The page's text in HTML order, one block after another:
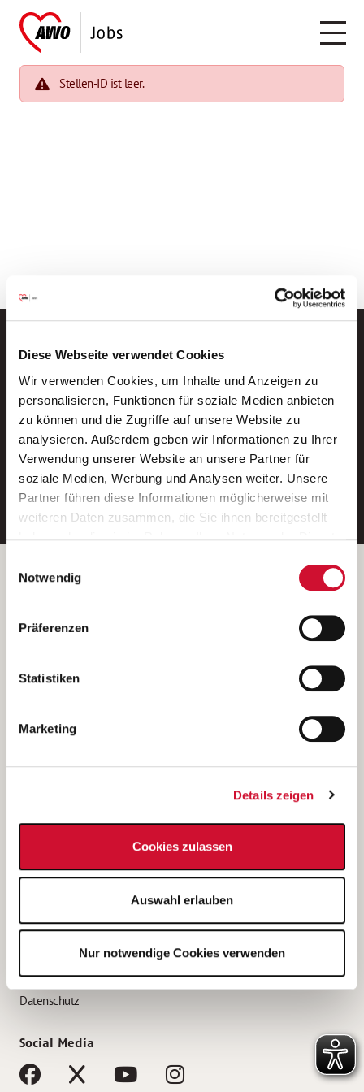
Diese Webseite verwendet Cookies
Wir verwenden Cookies, um Inhalte und Anzeigen zu
personalisieren, Funktionen für soziale Medien anbieten
zu können und die Zugriffe auf unsere Website zu
analysieren. Außerdem geben wir Informationen zu Ihrer
Verwendung unserer Website an unsere Partner für
soziale Medien, Werbung und Analysen weiter. Unsere
Partner führen diese Informationen möglicherweise mit
weiteren Daten zusammen, die Sie ihnen bereitgestellt
Wenn Sie auf „Cookies zulassen“ klicken, so stimmen
Sie der Speicherung sämtlicher Cookies zu. Sie können
Ihre Einwilligung selbstverständlich jederzeit widerrufen,
indem Sie die Cookie-Einstellungen aufrufen und diese
unsererDatenschutzerklärung
Notwendig
Präferenzen
Statistiken
Marketing
Details zeigen
Cookies zulassen
Auswahl erlauben
Nur notwendige Cookies verwenden
Stellen-ID ist leer.
Neue Stellen per E-Mail.
Ein kostenloser Service von AWO
Jobs.
E-Mail-Adresse eintragen
Betreiber der Webseite
Kantstraße 45a
(Ein Tochterunternehmen des AWO Bezirksverbandes Unterfranken
e.V.)
Bewerbung als Altenpflegehelfer*in
Bewerbung als Erzieher*in
AWO Gliederungen nach Bundesland
Impressum
Datenschutz
Social Media